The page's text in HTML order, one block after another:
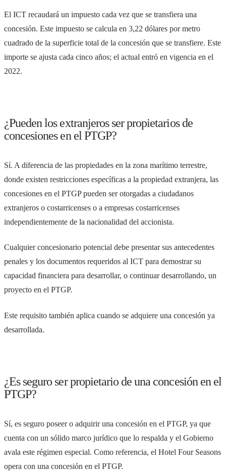
El ICT recaudará un impuesto cada vez que se transfiera una
concesión. Este impuesto se calcula en 3,22 dólares por metro
cuadrado de la superficie total de la concesión que se transfiere. Este
importe se ajusta cada cinco años; el actual entró en vigencia en el
2022.
¿Pueden los extranjeros ser propietarios de
concesiones en el PTGP?
Sí. A diferencia de las propiedades en la zona marítimo terrestre,
donde existen restricciones específicas a la propiedad extranjera, las
concesiones en el PTGP pueden ser otorgadas a ciudadanos
extranjeros o costarricenses o a empresas costarricenses
independientemente de la nacionalidad del accionista.
Cualquier concesionario potencial debe presentar sus antecedentes
penales y los documentos requeridos al ICT para demostrar su
capacidad financiera para desarrollar, o continuar desarrollando, un
proyecto en el PTGP.
Este requisito también aplica cuando se adquiere una concesión ya
desarrollada.
¿Es seguro ser propietario de una concesión en el
PTGP?
Sí, es seguro poseer o adquirir una concesión en el PTGP, ya que
cuenta con un sólido marco jurídico que lo respalda y el Gobierno
avala este régimen especial. Como referencia, el Hotel Four Seasons
opera con una concesión en el PTGP.